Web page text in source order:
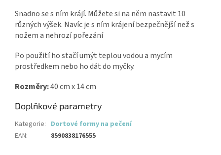
Snadno se s ním krájí. Můžete si na něm nastavit 10
různých výšek. Navíc je s ním krájení bezpečnější než s
nožem a nehrozí pořezání
Po použití ho stačí umýt teplou vodou a mycím
prostředkem nebo ho dát do myčky.
Rozměry:40 cm x 14 cm
Doplňkové parametry
Kategorie: Dortové formy na pečení
EAN: 8590838176555